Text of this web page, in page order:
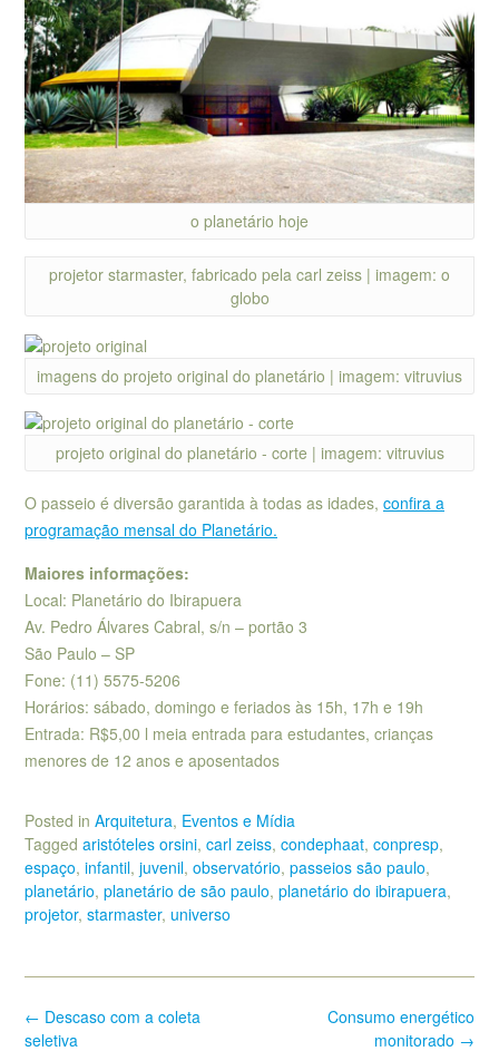
o planetário hoje
projetor starmaster, fabricado pela carl zeiss | imagem: o
globo
imagens do projeto original do planetário | imagem: vitruvius
projeto original do planetário - corte | imagem: vitruvius
O passeio é diversão garantida à todas as idades, confira a
programação mensal do Planetário.
Maiores informações:
Local: Planetário do Ibirapuera
Av. Pedro Álvares Cabral, s/n – portão 3
São Paulo – SP
Fone: (11) 5575-5206
Horários: sábado, domingo e feriados às 15h, 17h e 19h
Entrada: R$5,00 l meia entrada para estudantes, crianças
menores de 12 anos e aposentados
Posted in Arquitetura, Eventos e Mídia
Tagged aristóteles orsini, carl zeiss, condephaat, conpresp,
espaço, infantil, juvenil, observatório, passeios são paulo,
planetário, planetário de são paulo, planetário do ibirapuera,
projetor, starmaster, universo
Post
navigation
Consumo energético
monitorado →
← Descaso com a coleta
seletiva